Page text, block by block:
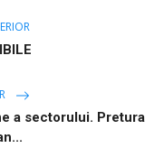
a sectorului. Pretura